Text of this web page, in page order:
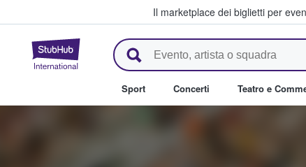
Il marketplace dei biglietti per
StubHub - Dove i fan
Sport Concerti Teatro e